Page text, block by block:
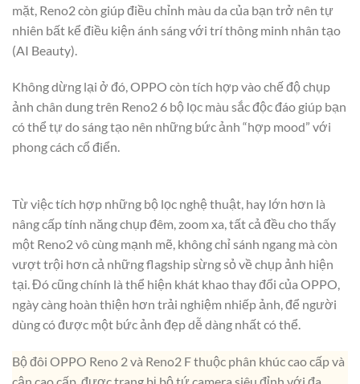
mặt, Reno2 còn giúp điều chỉnh màu da của bạn trở nên tự
nhiên bất kể điều kiện ánh sáng với trí thông minh nhân tạo
(AI Beauty).
Không dừng lại ở đó, OPPO còn tích hợp vào chế độ chụp
ảnh chân dung trên Reno2 6 bộ lọc màu sắc độc đáo giúp bạn
có thể tự do sáng tạo nên những bức ảnh “hợp mood” với
phong cách cổ điển.
Từ việc tích hợp những bộ lọc nghệ thuật, hay lớn hơn là
nâng cấp tính năng chụp đêm, zoom xa, tất cả đều cho thấy
một Reno2 vô cùng mạnh mẽ, không chỉ sánh ngang mà còn
vượt trội hơn cả những flagship sừng sỏ về chụp ảnh hiện
tại. Đó cũng chính là thể hiện khát khao thay đổi của OPPO,
ngày càng hoàn thiện hơn trải nghiệm nhiếp ảnh, để người
dùng có được một bức ảnh đẹp dễ dàng nhất có thể.
Bộ đôi OPPO Reno 2 và Reno2 F thuộc phân khúc cao cấp và